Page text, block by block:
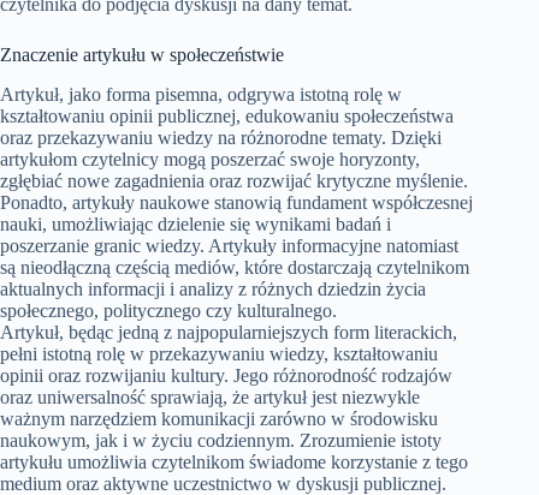
Znaczenie artykułu w społeczeństwie
Artykuł, jako forma pisemna, odgrywa istotną rolę w
kształtowaniu opinii publicznej, edukowaniu społeczeństwa
oraz przekazywaniu wiedzy na różnorodne tematy. Dzięki
artykułom czytelnicy mogą poszerzać swoje horyzonty,
zgłębiać nowe zagadnienia oraz rozwijać krytyczne myślenie.
Ponadto, artykuły naukowe stanowią fundament współczesnej
nauki, umożliwiając dzielenie się wynikami badań i
poszerzanie granic wiedzy. Artykuły informacyjne natomiast
są nieodłączną częścią mediów, które dostarczają czytelnikom
aktualnych informacji i analizy z różnych dziedzin życia
społecznego, politycznego czy kulturalnego.
Artykuł, będąc jedną z najpopularniejszych form literackich,
pełni istotną rolę w przekazywaniu wiedzy, kształtowaniu
opinii oraz rozwijaniu kultury. Jego różnorodność rodzajów
oraz uniwersalność sprawiają, że artykuł jest niezwykle
ważnym narzędziem komunikacji zarówno w środowisku
naukowym, jak i w życiu codziennym. Zrozumienie istoty
artykułu umożliwia czytelnikom świadome korzystanie z tego
medium oraz aktywne uczestnictwo w dyskusji publicznej.